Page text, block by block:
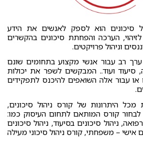
אם גם אתם
מתעניינים באותו
קורס ניהול סיכונים,
קיימת חשיבות גבוהה
שתכירו גם את האיגוד
הישראלי למנהלי
סיכונים. תפקידו של
איגוד זה הוא לקדם
את המעמד המקצועי
של מנהלי סיכונים
האיגוד שם לעצמו
למטרה להסמיך
מנהלי סיכונים
סיכונים הוא לספק לאנשים את הידע
לזיהוי, הערכה והפחתת סיכונים בהקשרים
וניהול פרויקטים.
רב עבור אנשי מקצוע בתחומים שונם
סיעוד ועוד.. המבקשים לשפר את יכולות
או עבור אלה השואפים להיכנס לתפקידים
מכל היתרונות של קורס ניהול סיכונים,
לבחור קורס המותאם לתחום העיסוק כמו:
ניהול סיכונים בסיעוד, ניהול סיכונים
אישי – משפחתי, קורס ניהול סיכוני מעילה